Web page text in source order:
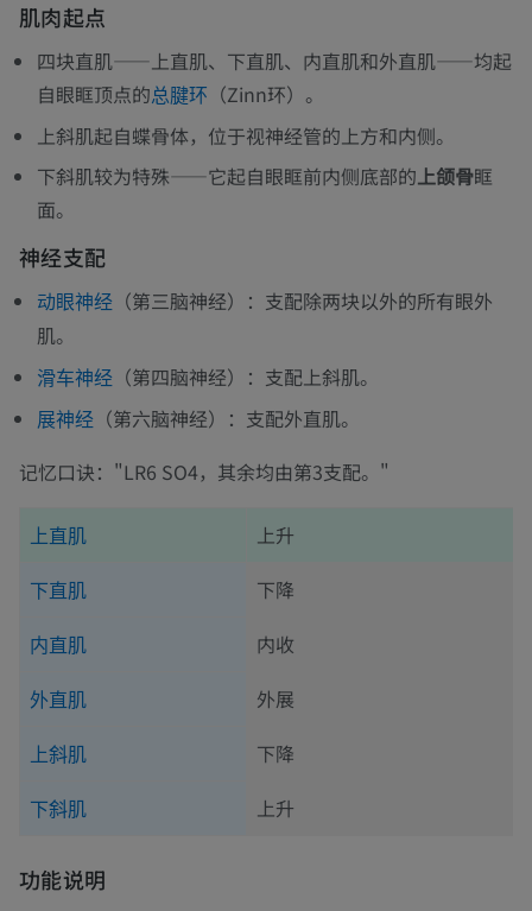
肌肉起点
四块直肌——上直肌、下直肌、内直肌和外直肌——均起
自眼眶顶点的总腱环 （Zinn环）。
上斜肌起自蝶骨体，位于视神经管的上方和内侧。
下斜肌较为特殊——它起自眼眶前内侧底部的上颌骨眶
面。
神经支配
动眼神经 （第三脑神经）：支配除两块以外的所有眼外
肌。
滑车神经 （第四脑神经）：支配上斜肌。
展神经 （第六脑神经）：支配外直肌。
记忆口诀："LR6 SO4，其余均由第3支配。"
上直肌 上升
下直肌 下降
内直肌 内收
外直肌 外展
上斜肌 下降
下斜肌 上升
功能说明